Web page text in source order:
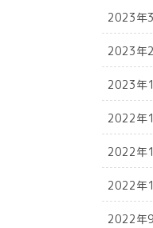
2023年
2023年
2023年
2022年
2022年
2022年
2022年